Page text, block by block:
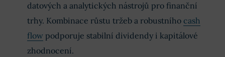
datových a analytických nástrojů pro finanční
trhy. Kombinace růstu tržeb a robustního cash
flow podporuje stabilní dividendy i kapitálové
zhodnocení.